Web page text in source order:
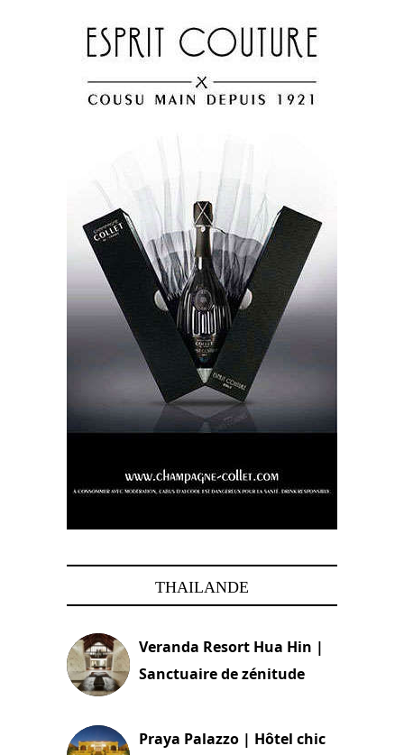
THAILANDE
Veranda Resort Hua Hin |
Sanctuaire de zénitude
Praya Palazzo | Hôtel chic